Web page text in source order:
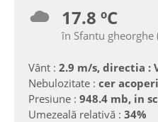
17.8 ºC
în Sfantu gheorghe
Vânt : 2.9 m/s, directia :
Nebulozitate : cer
Presiune : 948.4 mb, in
Umezeală relativă : 34%